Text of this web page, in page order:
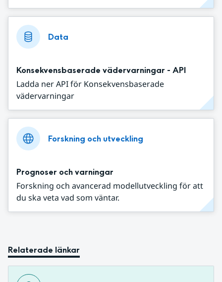
Data
Konsekvensbaserade vädervarningar - API
Ladda ner API för Konsekvensbaserade
vädervarningar
Forskning och utveckling
Prognoser och varningar
Forskning och avancerad modellutveckling för att
du ska veta vad som väntar.
Relaterade länkar